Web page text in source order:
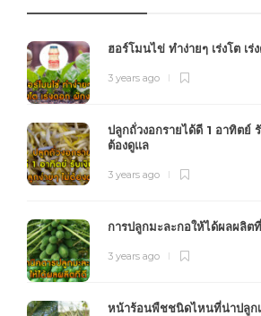
ฮอร์โมนไข่ ทำง่ายๆ เร่งโต เร่
3 years ago
ปลูกถั่วงอกรายได้ดี 1 อาทิตย์
ต้องดูแล
3 years ago
การปลูกมะละกอให้ได้ผลผลิต
3 years ago
หน้าร้อนพืชชนิดไหนที่น่าปลูกเ